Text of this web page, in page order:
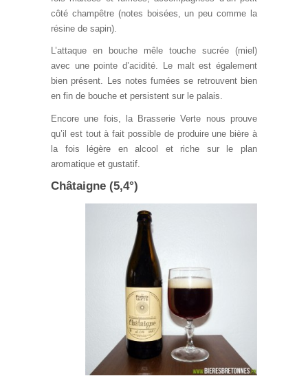
côté champêtre (notes boisées, un peu comme la
résine de sapin).
L’attaque en bouche mêle touche sucrée (miel)
avec une pointe d’acidité. Le malt est également
bien présent. Les notes fumées se retrouvent bien
en fin de bouche et persistent sur le palais.
Encore une fois, la Brasserie Verte nous prouve
qu’il est tout à fait possible de produire une bière à
la fois légère en alcool et riche sur le plan
aromatique et gustatif.
Châtaigne (5,4°)